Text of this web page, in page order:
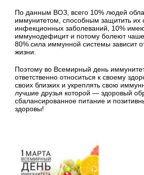
По данным ВОЗ, всего 10% людей
иммунитетом, способным защитить их
инфекционных заболеваний, 10%
иммунодефицит и потому болеют
80% сила иммунной системы зависит
жизни.
Поэтому во Всемирный день
ответственно относиться к своему
своих близких и укреплять свою
лучшие друзья которой — здоровый
сбалансированное питание и
здоровы!